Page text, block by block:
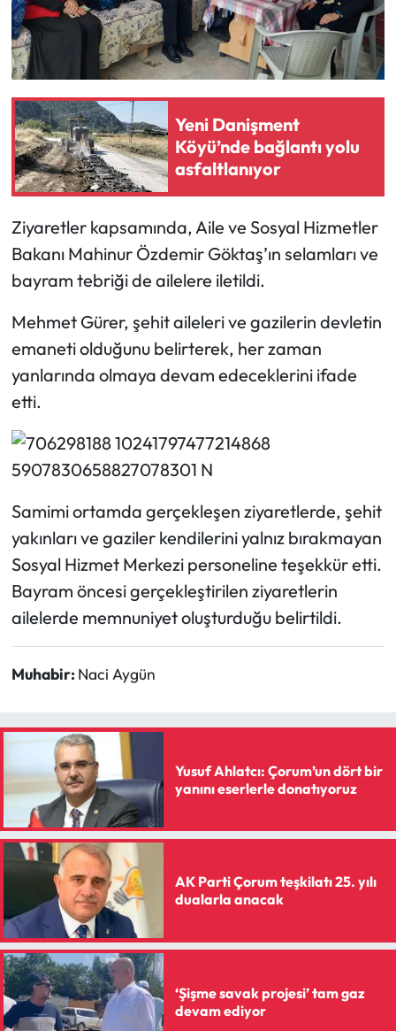
Yeni Danişment
Köyü’nde bağlantı yolu
asfaltlanıyor
Ziyaretler kapsamında, Aile ve Sosyal Hizmetler
Bakanı Mahinur Özdemir Göktaş’ın selamları ve
bayram tebriği de ailelere iletildi.
Mehmet Gürer, şehit aileleri ve gazilerin devletin
emaneti olduğunu belirterek, her zaman
yanlarında olmaya devam edeceklerini ifade
etti.
Samimi ortamda gerçekleşen ziyaretlerde, şehit
yakınları ve gaziler kendilerini yalnız bırakmayan
Sosyal Hizmet Merkezi personeline teşekkür etti.
Bayram öncesi gerçekleştirilen ziyaretlerin
ailelerde memnuniyet oluşturduğu belirtildi.
Muhabir: Naci Aygün
Yusuf Ahlatcı: Çorum’un dört bir
yanını eserlerle donatıyoruz
AK Parti Çorum teşkilatı 25. yılı
dualarla anacak
‘Şişme savak projesi’ tam gaz
devam ediyor
Osmancık Haberleri
Otomotiv
Resmi İlan
Resmi Reklam
Sağlık
Siyaset
Spor
Sungurlu Haberleri
Turizm
Yaşam
Yayla Haber
Yemek Tarifleri
Yerel Haberler